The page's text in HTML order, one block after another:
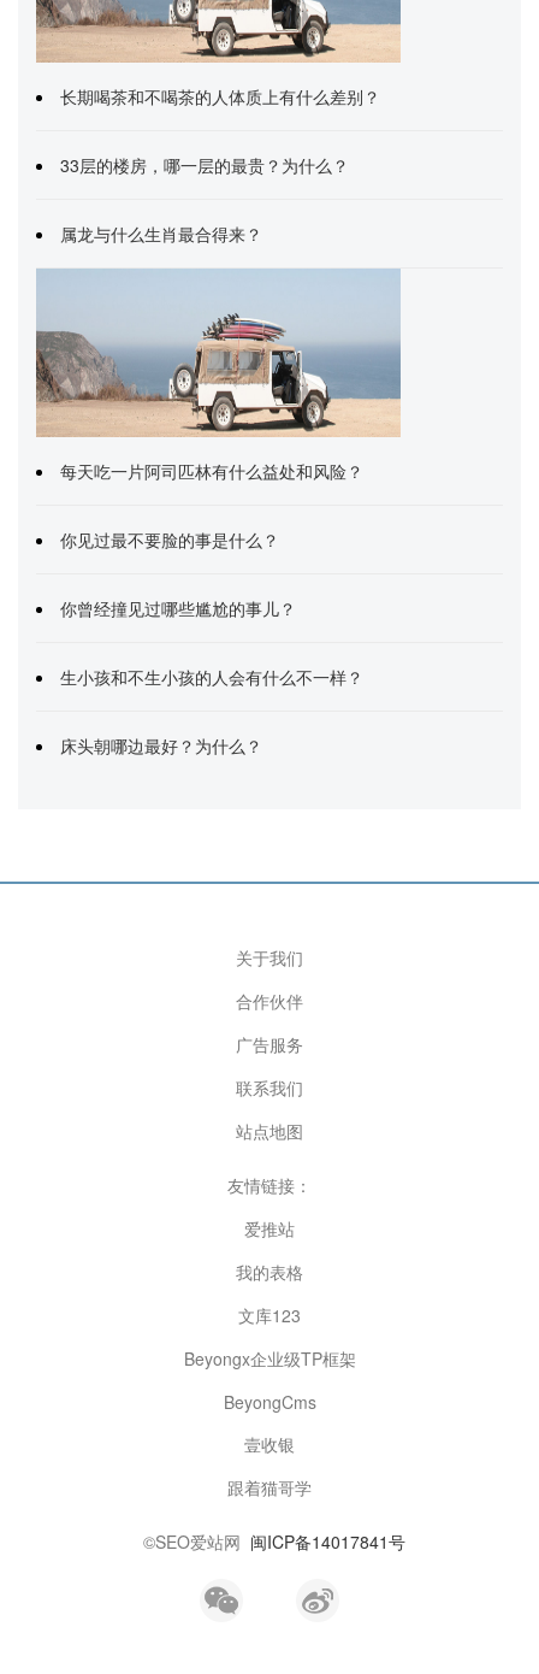
长期喝茶和不喝茶的人体质上有什么差别？
33层的楼房，哪一层的最贵？为什么？
属龙与什么生肖最合得来？
每天吃一片阿司匹林有什么益处和风险？
你见过最不要脸的事是什么？
你曾经撞见过哪些尴尬的事儿？
生小孩和不生小孩的人会有什么不一样？
床头朝哪边最好？为什么？
关于我们
合作伙伴
广告服务
联系我们
站点地图
友情链接：
爱推站
我的表格
文库123
Beyongx企业级TP框架
BeyongCms
壹收银
跟着猫哥学
©SEO爱站网 闽ICP备14017841号